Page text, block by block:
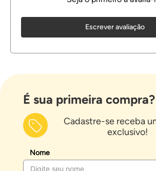
Escrever avaliação
É sua primeira compra?
Cadastre-se receba
exclusivo!
Nome